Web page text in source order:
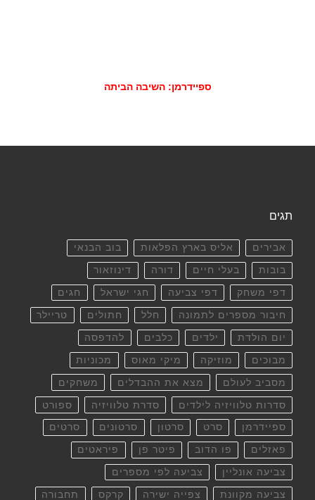
ספיידרמן: השיבה הביתה
תגים
אבירים אליס בארץ הפלאות בוב הבנאי
בובות בעלי חיים דורה דינוזאור
דפי משחק דפי צביעה חגי ישראל חגים
חיבור מספרים לתמונה חלל חתולים טריילר
יום הולדת ילדים כלבים להדפסה
מבוכים מוזיקה מיקי מאוס מכוניות
מסביב לעולם מצא את ההבדלים משחקים
סדרות טלוויזיה לילדים סדרת טלוויזיה ספורט
ספיידרמן סרט סרטון סרטונים סרטים
פאזלים פו הדוב פיטר פן פיראטים
צביעה אונליין צביעה לפי מספרים
צביעה מקוונת צפייה ישירה קרקס תחבורה